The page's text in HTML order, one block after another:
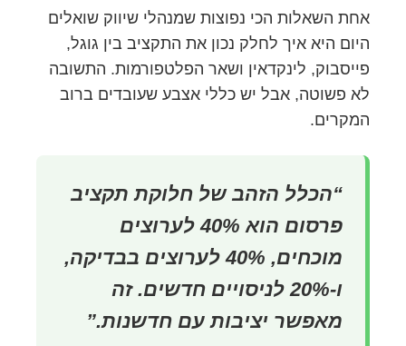
אחת השאלות הכי נפוצות שמנהלי שיווק שואלים
היום היא איך לחלק נכון את התקציב בין גוגל,
פייסבוק, לינקדאין ושאר הפלטפורמות. התשובה
לא פשוטה, אבל יש כללי אצבע שעובדים ברוב
המקרים.
“הכלל הזהב של חלוקת תקציב
פרסום הוא 40% לערוצים
מוכחים, 40% לערוצים בבדיקה,
ו-20% לניסויים חדשים. זה
מאפשר יציבות עם חדשנות.”